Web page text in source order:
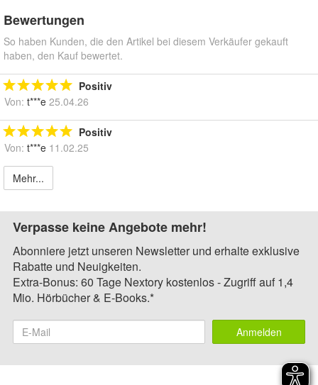
Bewertungen
So haben Kunden, die den Artikel bei diesem Verkäufer gekauft
haben, den Kauf bewertet.
Positiv
Von: t***e 25.04.26
Positiv
Von: t***e 11.02.25
Mehr...
Verpasse keine Angebote mehr!
Abonniere jetzt unseren Newsletter und erhalte exklusive
Rabatte und Neuigkeiten.
Extra-Bonus: 60 Tage Nextory kostenlos - Zugriff auf 1,4
Mio. Hörbücher & E-Books.*
Anmelden